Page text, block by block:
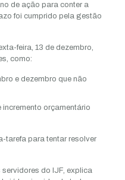
de ação para conter a
foi cumprido pela gestão
feira, 13 de dezembro,
como:
e dezembro que não
orçamentário
tarefa para tentar resolver
do IJF, explica